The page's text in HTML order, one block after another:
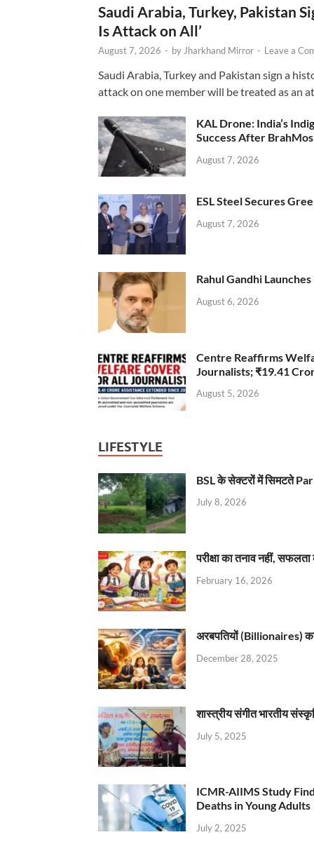
Saudi Arabia, Turkey, Pakistan
Is Attack on All’
August 7, 2026 - by Jharkhand Mirror - Leave a
Saudi Arabia, Turkey and Pakistan sign a
attack on one member will be treated as an
KAL Drone: India’s
Success After BrahMos
August 7, 2026
ESL Steel Secures
August 7, 2026
Rahul Gandhi
August 6, 2026
Centre Reaffirms
Journalists; ₹19.41
August 5, 2026
LIFESTYLE
BSL के सेक्टरों में सिमटते
July 8, 2026
परीक्षा का तनाव नहीं,
February 16, 2026
अरबपतियों (Billionaires)
December 28, 2025
शास्त्रीय संगीत भारतीय
July 5, 2025
ICMR-AIIMS Study
Deaths in Young Adults
July 2, 2025